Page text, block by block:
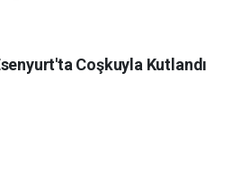
Coşkuyla Kutlandı